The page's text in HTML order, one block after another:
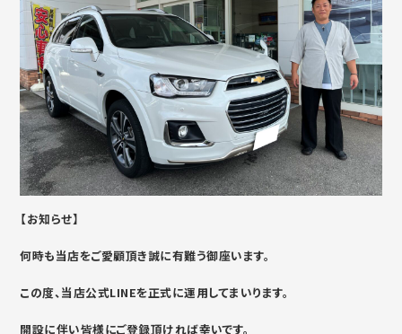
【お知らせ】
何時も当店をご愛顧頂き誠に有難う御座います。
この度、当店公式LINEを正式に運用してまいります。
開設に伴い皆様にご登録頂ければ幸いです。